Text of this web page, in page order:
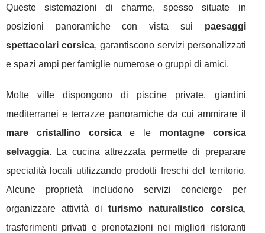
Queste sistemazioni di charme, spesso situate in
posizioni panoramiche con vista sui paesaggi
spettacolari corsica, garantiscono servizi personalizzati
e spazi ampi per famiglie numerose o gruppi di amici.
Molte ville dispongono di piscine private, giardini
mediterranei e terrazze panoramiche da cui ammirare il
mare cristallino corsicae le montagne corsica
selvaggia. La cucina attrezzata permette di preparare
specialità locali utilizzando prodotti freschi del territorio.
Alcune proprietà includono servizi concierge per
organizzare attività diturismo naturalistico corsica,
trasferimenti privati e prenotazioni nei migliori ristoranti